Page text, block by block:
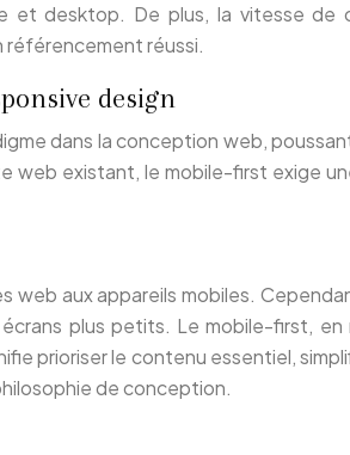
et desktop. De plus, la vitesse
référencement réussi.
design
dans la conception web,
web existant, le mobile-first exige
aux appareils mobiles.
plus petits. Le mobile-first,
prioriser le contenu essentiel,
de conception.